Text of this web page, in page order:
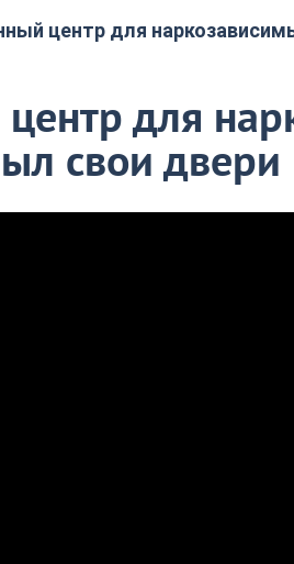
центр для
для
свои двери